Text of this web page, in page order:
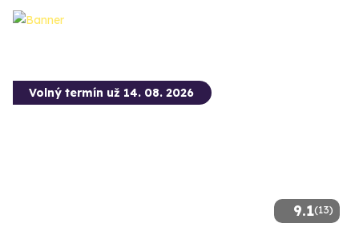
9.1(13)
Volný termín už 14. 08. 2026